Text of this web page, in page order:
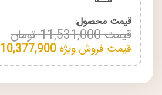
قیمت محصول:​
قیمت11,531,000تومان
قیمت فروش ویژه 10,377,900